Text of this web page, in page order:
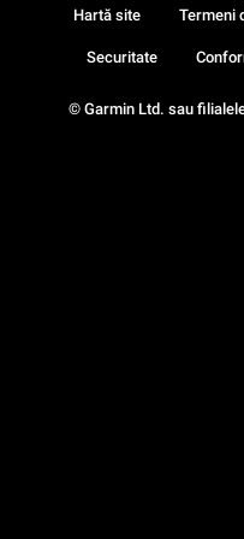
© Garmin Ltd. sau
Hartă site Termeni
Securitate